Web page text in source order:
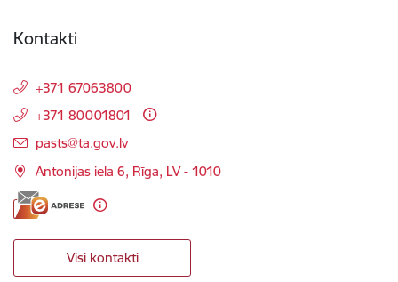
Kontakti
+371 67063800
+371 80001801
E-pasts:
pasts@ta.gov.lv
Antonijas iela 6, Rīga, LV - 1010
Visi kontakti